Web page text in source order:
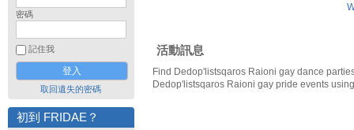
密碼
記住我
取回遺失的密碼
初到 FRIDAE？
活動訊息
Find Dedop'listsqaros Raioni gay dance
Dedop'listsqaros Raioni gay pride events